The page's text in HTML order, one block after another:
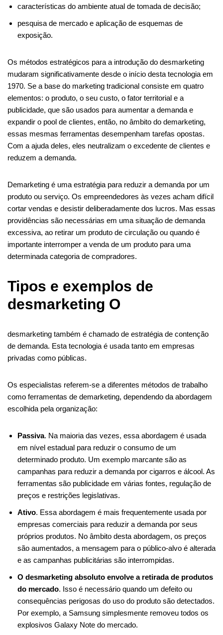
características do ambiente atual de tomada de decisão;
pesquisa de mercado e aplicação de esquemas de
exposição.
Os métodos estratégicos para a introdução do desmarketing
mudaram significativamente desde o início desta tecnologia em
1970. Se a base do marketing tradicional consiste em quatro
elementos: o produto, o seu custo, o fator territorial e a
publicidade, que são usados ​​para aumentar a demanda e
expandir o pool de clientes, então, no âmbito do demarketing,
essas mesmas ferramentas desempenham tarefas opostas.
Com a ajuda deles, eles neutralizam o excedente de clientes e
reduzem a demanda.
Demarketing é uma estratégia para reduzir a demanda por um
produto ou serviço. Os empreendedores às vezes acham difícil
cortar vendas e desistir deliberadamente dos lucros. Mas essas
providências são necessárias em uma situação de demanda
excessiva, ao retirar um produto de circulação ou quando é
importante interromper a venda de um produto para uma
determinada categoria de compradores.
Tipos e exemplos de
desmarketing O
desmarketing também é chamado de estratégia de contenção
de demanda. Esta tecnologia é usada tanto em empresas
privadas como públicas.
Os especialistas referem-se a diferentes métodos de trabalho
como ferramentas de demarketing, dependendo da abordagem
escolhida pela organização:
Passiva. Na maioria das vezes, essa abordagem é usada
em nível estadual para reduzir o consumo de um
determinado produto. Um exemplo marcante são as
campanhas para reduzir a demanda por cigarros e álcool. As
ferramentas são publicidade em várias fontes, regulação de
preços e restrições legislativas.
Ativo. Essa abordagem é mais frequentemente usada por
empresas comerciais para reduzir a demanda por seus
próprios produtos. No âmbito desta abordagem, os preços
são aumentados, a mensagem para o público-alvo é alterada
e as campanhas publicitárias são interrompidas.
O desmarketing absoluto envolve a retirada de produtos
do mercado. Isso é necessário quando um defeito ou
consequências perigosas do uso do produto são detectados.
Por exemplo, a Samsung simplesmente removeu todos os
explosivos Galaxy Note do mercado.